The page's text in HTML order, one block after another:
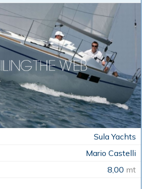
Sula Yachts
Mario Castelli
8,00 mt